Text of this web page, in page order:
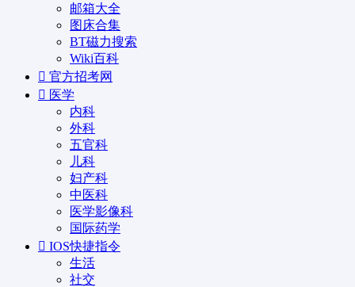
邮箱大全
图床合集
BT磁力搜索
Wiki百科
官方招考网
医学
内科
外科
五官科
儿科
妇产科
中医科
医学影像科
国际药学
IOS快捷指令
生活
社交